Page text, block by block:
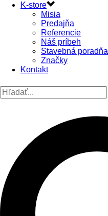
K-store
Misia
Predajňa
Referencie
Náš príbeh
Stavebná poradňa
Značky
Kontakt